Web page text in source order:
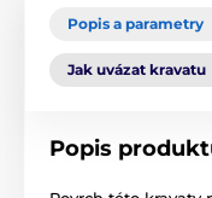
Popis a parametry
Jak uvázat kravatu
Popis